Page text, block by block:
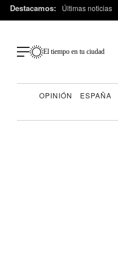
Destacamos: Últimas noticias
El tiempo en tu ciudad
OPINIÓN ESPAÑA